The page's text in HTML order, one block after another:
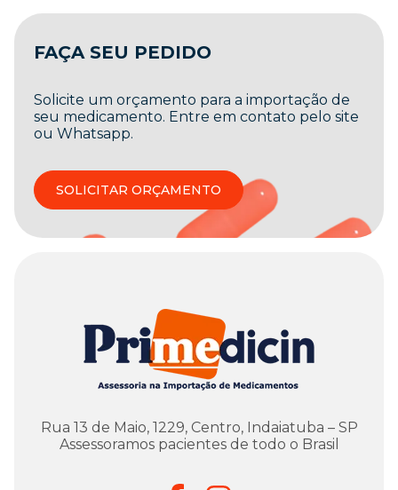
FAÇA SEU PEDIDO
Solicite um orçamento para a importação de
seu medicamento. Entre em contato pelo site
ou Whatsapp.
SOLICITAR ORÇAMENTO
Rua 13 de Maio, 1229, Centro, Indaiatuba – SP
Assessoramos pacientes de todo o Brasil